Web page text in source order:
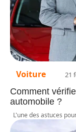
Voiture 21
Comment
automobile ?
L'une des astuces